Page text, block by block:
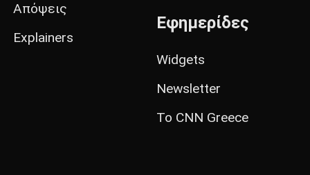
Απόψεις
Explainers
Εφημερίδες
Widgets
Newsletter
Το CNN Greece